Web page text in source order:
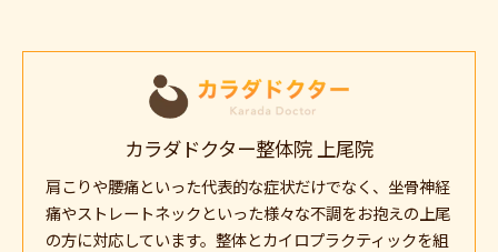
カラダドクター整体院 上尾院
肩こりや腰痛といった代表的な症状だけでなく、坐骨神経
痛やストレートネックといった様々な不調をお抱えの上尾
の方に対応しています。整体とカイロプラクティックを組